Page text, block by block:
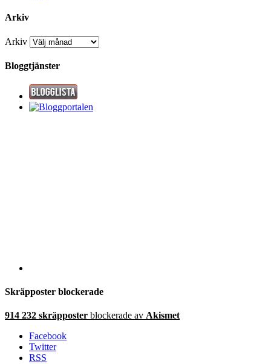
Arkiv
Arkiv
Bloggtjänster